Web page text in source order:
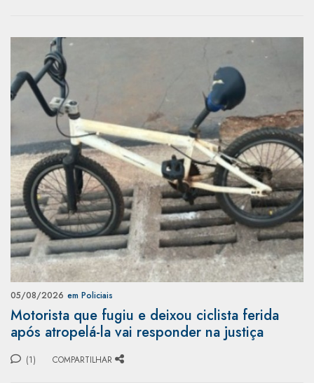
05/08/2026 em Policiais
Motorista que fugiu e deixou ciclista ferida
após atropelá-la vai responder na justiça
(1) COMPARTILHAR